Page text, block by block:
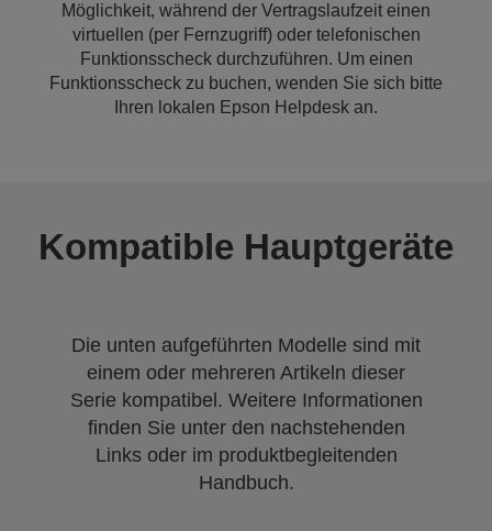
Möglichkeit, während der Vertragslaufzeit einen
virtuellen (per Fernzugriff) oder telefonischen
Funktionsscheck durchzuführen. Um einen
Funktionsscheck zu buchen, wenden Sie sich bitte
Ihren lokalen Epson Helpdesk an.
Kompatible Hauptgeräte
Die unten aufgeführten Modelle sind mit
einem oder mehreren Artikeln dieser
Serie kompatibel. Weitere Informationen
finden Sie unter den nachstehenden
Links oder im produktbegleitenden
Handbuch.